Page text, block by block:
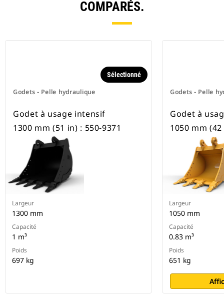
COMPARÉS.
Godets - Pelle hydraulique
Sélectionné
Godet à usage intensif
1300 mm (51 in) : 550-9371
Largeur
1300 mm
Capacité
1 m³
Poids
697 kg
Godets - Pelle
Godet à
1050 mm
Largeur
1050 mm
Capacité
0.83 m³
Poids
651 kg